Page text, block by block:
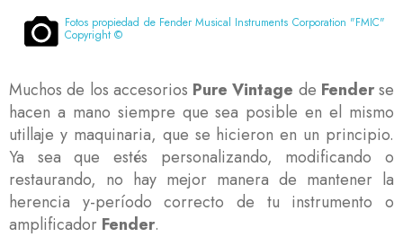
Fotos propiedad de Fender Musical Instruments Corporation "FMIC"
Copyright ©
Muchos de los accesorios Pure Vintage de Fenderse
hacen a mano siempre que sea posible en el mismo
utillaje y maquinaria, que se hicieron en un principio.
Ya sea que estés personalizando, modificando o
restaurando, no hay mejor manera de mantener la
herencia y-período correcto de tu instrumento o
amplificador Fender.